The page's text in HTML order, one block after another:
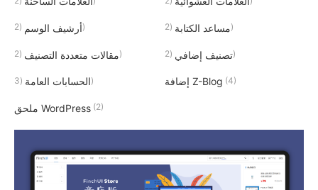
أرشيف الوسم(2) مساعد الكتابة(2)
مقالات متعددة التصنيف(2) تصنيف إضافي(2)
الحسابات العامة(3) إضافة Z-Blog (4)
ملحق WordPress (2)